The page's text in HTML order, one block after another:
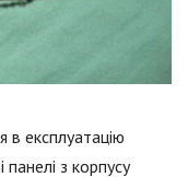
експлуатацію
з корпусу